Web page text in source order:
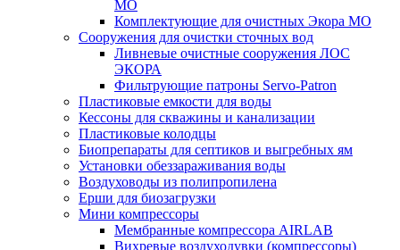
МО
Комплектующие для очистных Экора МО
Сооружения для очистки сточных вод
Ливневые очистные сооружения ЛОС
ЭКОРА
Фильтрующие патроны Servo-Patron
Пластиковые емкости для воды
Кессоны для скважины и канализации
Пластиковые колодцы
Биопрепараты для септиков и выгребных ям
Установки обеззараживания воды
Воздуховоды из полипропилена
Ерши для биозагрузки
Мини компрессоры
Мембранные компрессора AIRLAB
Вихревые воздуходувки (компрессоры)